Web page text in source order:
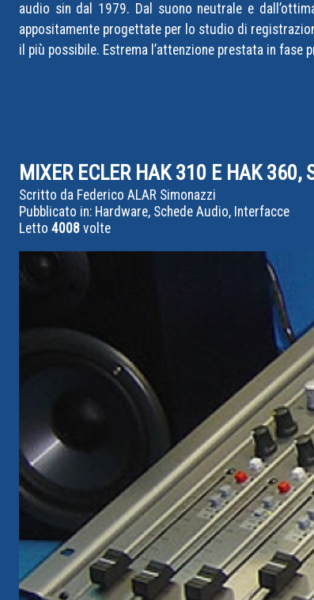
audio sin dal 1979. Dal suono neutrale e
appositamente progettate per lo studio di
il più possibile. Estrema l’attenzione prestata in
MIXER ECLER HAK 310 E HAK 360,
Scritto da Federico ALAR Simonazzi
Pubblicato in: Hardware, Schede Audio, Interfacce
Letto 4008 volte